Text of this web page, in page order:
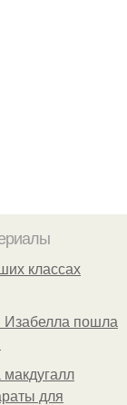
классах
Изабелла пошла
для